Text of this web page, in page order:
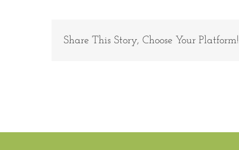
Share This Story, Choose Your Platform!